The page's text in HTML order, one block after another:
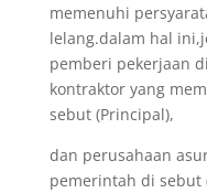
memenuhi
lelang.dalam hal
pemberi pekerjaan
kontraktor yang
sebut (Principal),
dan perusahaan
pemerintah di sebut